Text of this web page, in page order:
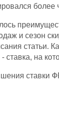
более
и сезон
статьи.
на
ставки